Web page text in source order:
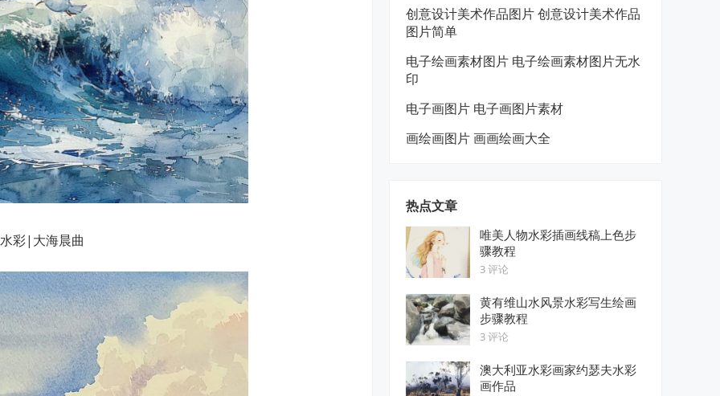
彩|大海晨曲
创意设计美术作品图片 创意设计美术作品
图片简单
电子绘画素材图片 电子绘画素材图片无水
印
电子画图片 电子画图片素材
画绘画图片 画画绘画大全
热点文章
唯美人物水彩插画线稿上色步
骤教程
3 评论
黄有维山水风景水彩写生绘画
步骤教程
3 评论
澳大利亚水彩画家约瑟夫水彩
画作品